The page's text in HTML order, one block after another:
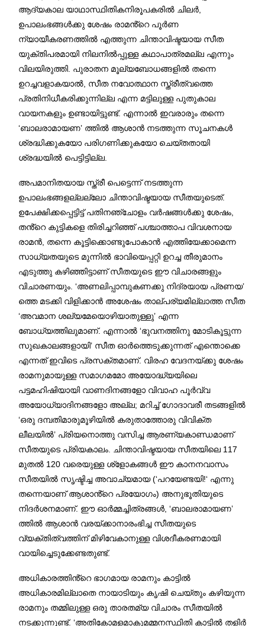
ആദ്യകാല യാഥാസ്ഥിതികനിരൂപകരിൽ ചിലർ,
ഉപാലംഭങ്ങൾക്കു ശേഷം രാമൻ്റെ പൂർണ
ന്യായീകരണത്തിൽ എത്തുന്ന ചിന്താവിഷ്ടയായ സീത
യുക്തിപരമായി നിലനിൽപ്പുള്ള കഥാപാത്രമല്ല എന്നും
വിലയിരുത്തി. പുരാതന മൂല്യബോധങ്ങളിൽ തന്നെ
ഉറച്ചവളാകയാൽ, സീത നവോത്ഥാന സ്ത്രീത്വത്തെ
പ്രതിനിധീകരിക്കുന്നില്ല എന്ന മട്ടിലുള്ള പുതുകാല
വായനകളും ഉണ്ടായിട്ടുണ്ട്. എന്നാൽ ഇവരാരും തന്നെ
‘ബാലരാമായണ’ ത്തിൽ ആശാൻ നടത്തുന്ന സൂചനകൾ
ശ്രദ്ധിക്കുകയോ പരിഗണിക്കുകയോ ചെയ്തതായി
ശ്രദ്ധയിൽ പെട്ടിട്ടില്ല.
അപമാനിതയായ സ്ത്രീ പെട്ടെന്ന് നടത്തുന്ന
ഉപാലംഭങ്ങളല്ലല്ലോ ചിന്താവിഷ്ടയായ സീതയുടെത്.
ഉപേക്ഷിക്കപ്പെട്ടിട്ട് പതിനഞ്ചോളം വർഷങ്ങൾക്കു ശേഷം,
തൻ്റെ കുട്ടികളെ തിരിച്ചറിഞ്ഞ് പശ്ചാത്താപ വിവശനായ
രാമൻ, തന്നെ കൂട്ടിക്കൊണ്ടുപോകാൻ എത്തിയേക്കാമെന്ന
സാധ്യതയുടെ മുന്നിൽ ഭാവിയെപ്പറ്റി ഉറച്ച തീരുമാനം
എടുത്തു കഴിഞ്ഞിട്ടാണ് സീതയുടെ ഈ വിചാരങ്ങളും
വിചാരണയും. ‘അണലിപ്പാമ്പുകണക്കു നിദ്രയായ പ്രണയ’
ത്തെ മടക്കി വിളിക്കാൻ അശേഷം താല്പര്യമില്ലാത്ത സീത
‘അവമാന ശല്യമേയൊഴിയാതുള്ളു’ എന്ന
ബോധ്യത്തിലുമാണ്. എന്നാൽ ‘ഭുവനത്തിനു മോടികൂട്ടുന്ന
സുഖകാലങ്ങളായി’ സീത ഓർത്തെടുക്കുന്നത് എന്തൊക്കെ
എന്നത് ഇവിടെ പ്രസക്തമാണ്. വിരഹ വേദനയ്ക്കു ശേഷം
രാമനുമായുള്ള സമാഗമമോ അയോദ്ധ്യയിലെ
പട്ടമഹിഷിയായി വാണദിനങ്ങളോ വിവാഹ പൂർവ്വ
അയോധ്യാദിനങ്ങളോ അല്ല; മറിച്ച് ഗോദാവരീ തടങ്ങളിൽ
‘ഒരു ദമ്പതിമാരുമൂഴിയിൽ കരുതാത്തോരു വിവിക്ത
ലീലയിൽ’ പ്രിയനൊത്തു വസിച്ച ആരണ്യകാണ്ഡമാണ്
സീതയുടെ പ്രിയകാലം. ചിന്താവിഷ്ടയായ സീതയിലെ 117
മുതൽ 120 വരെയുള്ള ശ്ളോകങ്ങൾ ഈ കാനനവാസം
സീതയിൽ സൃഷ്ടിച്ച അവാച്യമായ (‘പറയേണ്ടയി!‘ എന്നു
തന്നെയാണ് ആശാൻ്റെ പ്രയോഗം) അനുഭൂതിയുടെ
നിദർശനമാണ്. ഈ ഓർമ്മച്ചിത്രങ്ങൾ, ‘ബാലരാമായണ’
ത്തിൽ ആശാൻ വരയ്ക്കാനാരംഭിച്ച സീതയുടെ
വ്യക്തിത്വത്തിന് മിഴിവേകാനുള്ള വിശദീകരണമായി
വായിച്ചെടുക്കേണ്ടതുണ്ട്.
അധികാരത്തിൻ്റെ ഭാഗമായ രാമനും കാട്ടിൽ
അധികാരമില്ലാതെ നായാടിയും കൃഷി ചെയ്തും കഴിയുന്ന
രാമനും തമ്മിലുള്ള ഒരു താരതമ്യ വിചാരം സീതയിൽ
നടക്കുന്നുണ്ട്. ‘അതികോമളമാകുമമ്മനസ്ഥിതി കാട്ടിൽ തളിർ